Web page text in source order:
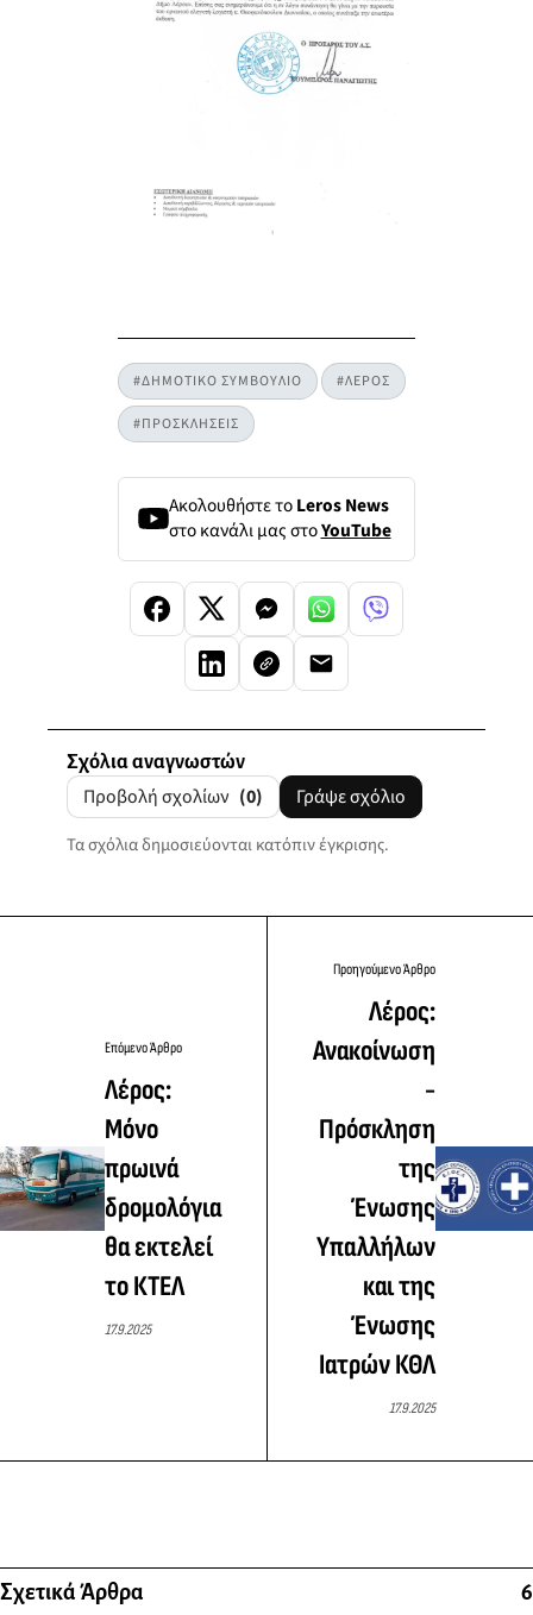
#ΔΗΜΟΤΙΚΟ ΣΥΜΒΟΥΛΙΟ #ΛΕΡΟΣ
#ΠΡΟΣΚΛΗΣΕΙΣ
Ακολουθήστε τοLeros News
στο κανάλι μας στοYouTube
Σχόλια αναγνωστών
Προβολή σχολίων (0) Γράψε σχόλιο
Τα σχόλια δημοσιεύονται κατόπιν έγκρισης.
Επόμενο Άρθρο
Λέρος:
Μόνο
πρωινά
δρομολόγια
θα εκτελεί
το ΚΤΕΛ
17.9.2025
Προηγούμενο Άρθρο
Λέρος:
Ανακοίνωση
-
Πρόσκληση
της
Ένωσης
Υπαλλήλων
και της
Ένωσης
Ιατρών ΚΘΛ
17.9.2025
Σχετικά Άρθρα 6